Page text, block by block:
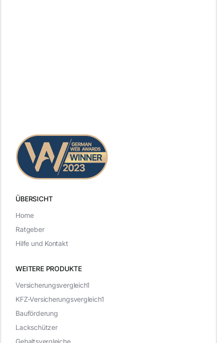
ÜBERSICHT
WEITERE PRODUKTE
Versicherungsvergleich1
KFZ-Versicherungsvergleich1
Bauförderung
Lackschützer
Gehaltsvergleiche
Home
Ratgeber
Hilfe und Kontakt